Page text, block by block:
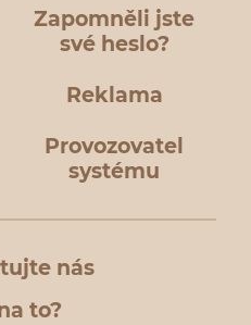
Zapomněli jste
své heslo?
Reklama
Provozovatel
systému
nás
to?